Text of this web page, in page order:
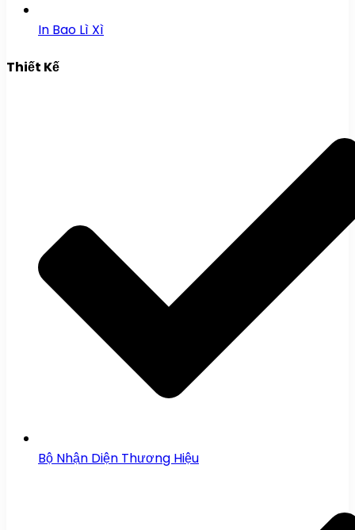
In Bao Lì Xì
Thiết Kế
Bộ Nhận Diện Thương Hiệu